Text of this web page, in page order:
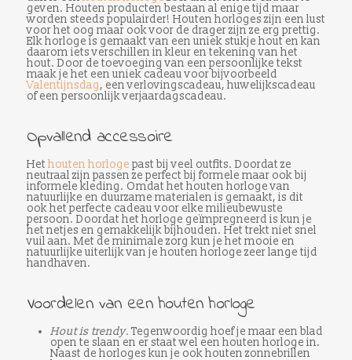
geven. Houten producten bestaan al enige tijd maar
worden steeds populairder! Houten horloges zijn een lust
voor het oog maar ook voor de drager zijn ze erg prettig.
Elk horloge is gemaakt van een uniek stukje hout en kan
daarom iets verschillen in kleur en tekening van het
hout. Door de toevoeging van een persoonlijke tekst
maak je het een uniek cadeau voor bijvoorbeeld
Valentijnsdag, een verlovingscadeau, huwelijkscadeau
of een persoonlijk verjaardagscadeau.
Opvallend accessoire
Het houten horloge past bij veel outfits. Doordat ze
neutraal zijn passen ze perfect bij formele maar ook bij
informele kleding. Omdat het houten horloge van
natuurlijke en duurzame materialen is gemaakt, is dit
ook het perfecte cadeau voor elke milieubewuste
persoon. Doordat het horloge geïmpregneerd is kun je
het netjes en gemakkelijk bijhouden. Het trekt niet snel
vuil aan. Met de minimale zorg kun je het mooie en
natuurlijke uiterlijk van je houten horloge zeer lange tijd
handhaven.
Voordelen van een houten horloge
Hout is trendy.Tegenwoordig hoef je maar een blad
open te slaan en er staat wel een houten horloge in.
Naast de horloges kun je ook houten zonnebrillen